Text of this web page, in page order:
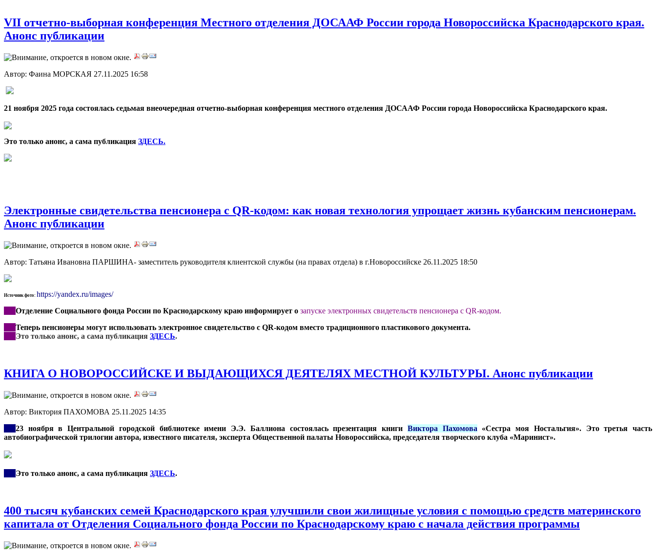
VII отчетно-выборная конференция Местного отделения ДОСААФ России города Новороссийска Краснодарского края.
Анонс публикации
Автор: Фаина МОРСКАЯ 27.11.2025 16:58
21 ноября 2025 года состоялась седьмая внеочередная отчетно-выборная конференция местного отделения ДОСААФ России города Новороссийска Краснодарского края.
Это только анонс, а сама публикация ЗДЕСЬ.
Электронные свидетельства пенсионера с QR-кодом: как новая технология упрощает жизнь кубанским пенсионерам.
Анонс публикации
Автор: Татьяна Ивановна ПАРШИНА- заместитель руководителя клиентской службы (на правах отдела) в г.Новороссийске 26.11.2025 18:50
Источник фото: https://yandex.ru/images/
Отделение Социального фонда России по Краснодарскому краю информирует о запуске электронных свидетельств пенсионера с QR-кодом.
Теперь пенсионеры могут использовать электронное свидетельство с QR-кодом вместо традиционного пластикового документа.
Это только анонс, а сама публикация ЗДЕСЬ.
КНИГА О НОВОРОССИЙСКЕ И ВЫДАЮЩИХСЯ ДЕЯТЕЛЯХ МЕСТНОЙ КУЛЬТУРЫ. Анонс публикации
Автор: Виктория ПАХОМОВА 25.11.2025 14:35
23 ноября в Центральной городской библиотеке имени Э.Э. Баллиона состоялась презентация книги Виктора Пахомова «Сестра моя Ностальгия». Это третья часть
автобиографической трилогии автора, известного писателя, эксперта Общественной палаты Новороссийска, председателя творческого клуба «Маринист».
Это только анонс, а сама публикация ЗДЕСЬ.
400 тысяч кубанских семей Краснодарского края улучшили свои жилищные условия с помощью средств материнского
капитала от Отделения Социального фонда России по Краснодарскому краю с начала действия программы